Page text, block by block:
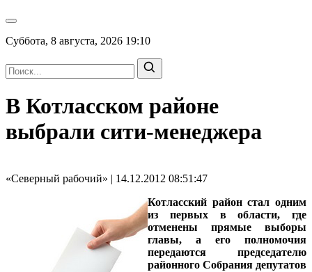
Суббота, 8 августа, 2026 19:10
В Котласском районе
выбрали сити-менеджера
«Северный рабочий» | 14.12.2012 08:51:47
Котласский район стал одним
из первых в области, где
отменены прямые выборы
главы, а его полномочия
передаются председателю
районного Собрания депутатов